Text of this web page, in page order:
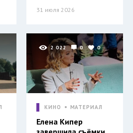
31 июля 2026
2 022 0 0
КИНО МАТЕРИАЛ
Елена Кипер